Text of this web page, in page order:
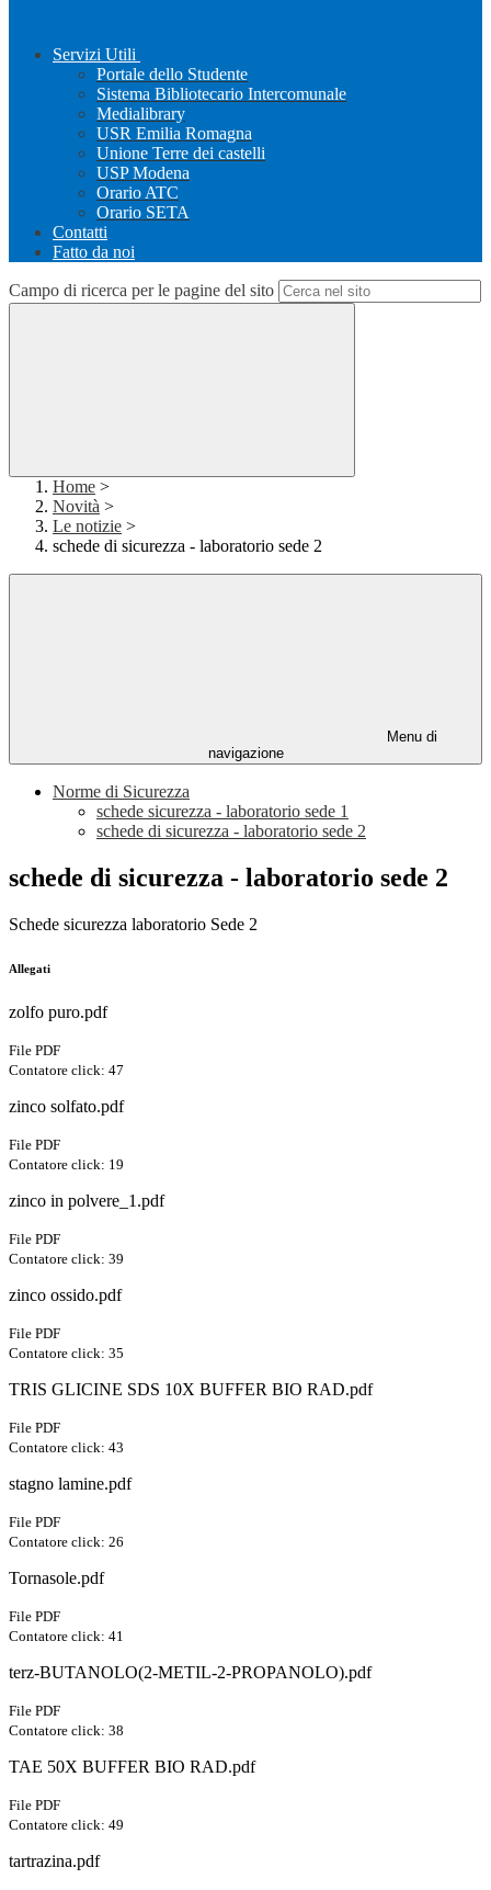
Servizi Utili
Portale dello Studente
Sistema Bibliotecario Intercomunale
Medialibrary
USR Emilia Romagna
Unione Terre dei castelli
USP Modena
Orario ATC
Orario SETA
Contatti
Fatto da noi
Campo di ricerca per le pagine del sito
Home >
Novità >
Le notizie >
schede di sicurezza - laboratorio sede 2
Menu di
navigazione
Norme di Sicurezza
schede sicurezza - laboratorio sede 1
schede di sicurezza - laboratorio sede 2
schede di sicurezza - laboratorio sede 2
Schede sicurezza laboratorio Sede 2
Allegati
zolfo puro.pdf
File PDF
Contatore click: 47
zinco solfato.pdf
File PDF
Contatore click: 19
zinco in polvere_1.pdf
File PDF
Contatore click: 39
zinco ossido.pdf
File PDF
Contatore click: 35
TRIS GLICINE SDS 10X BUFFER BIO RAD.pdf
File PDF
Contatore click: 43
stagno lamine.pdf
File PDF
Contatore click: 26
Tornasole.pdf
File PDF
Contatore click: 41
terz-BUTANOLO(2-METIL-2-PROPANOLO).pdf
File PDF
Contatore click: 38
TAE 50X BUFFER BIO RAD.pdf
File PDF
Contatore click: 49
tartrazina.pdf